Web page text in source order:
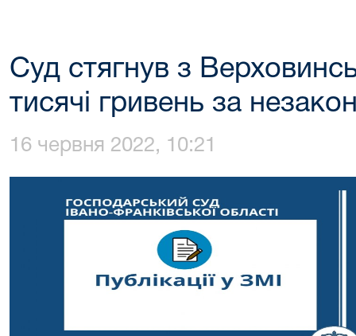
Суд стягнув з
тисячі гривень за
16 червня 2022, 10:21